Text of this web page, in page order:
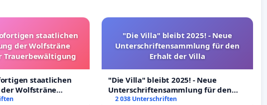
staatlichen
der Wolfsträne
Trauerbewältigung
staatlichen
Wolfsträne
"Die Villa" bleibt 2025! - Neue
Unterschriftensammlung für den
Erhalt der Villa
"Die Villa" bleibt 2025! - Neue
Unterschriftensammlung für den
Erhalt der Villa
2 038 Unterschriften